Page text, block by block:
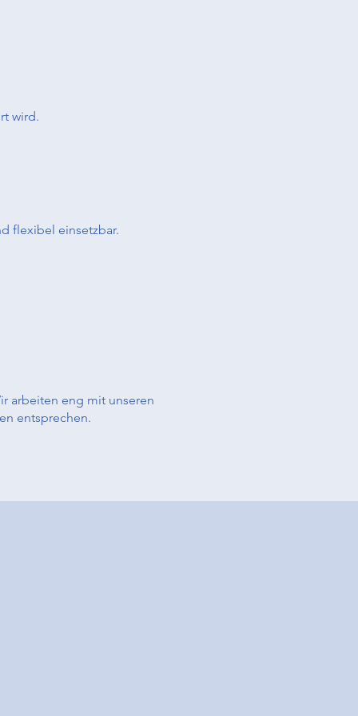
wird.
flexibel einsetzbar.
arbeiten eng mit unseren
entsprechen.